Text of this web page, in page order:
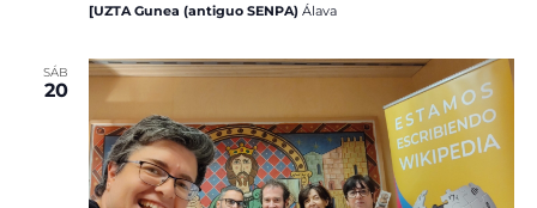
[UZTA Gunea (antiguo SENPA) Álava
SÁB
20